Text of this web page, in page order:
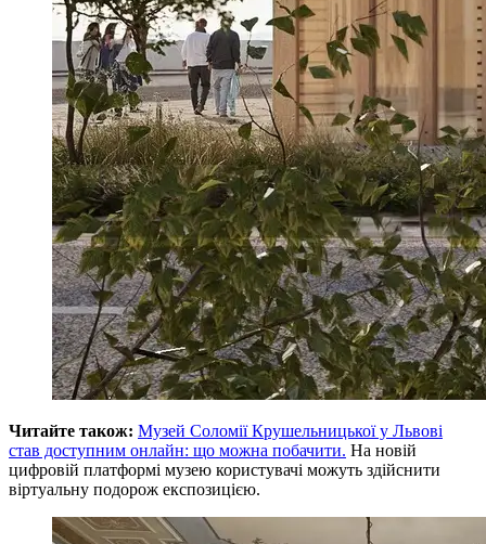
Читайте також: Музей Соломії Крушельницької у Львові
став доступним онлайн: що можна побачити. На новій
цифровій платформі музею користувачі можуть здійснити
віртуальну подорож експозицією.